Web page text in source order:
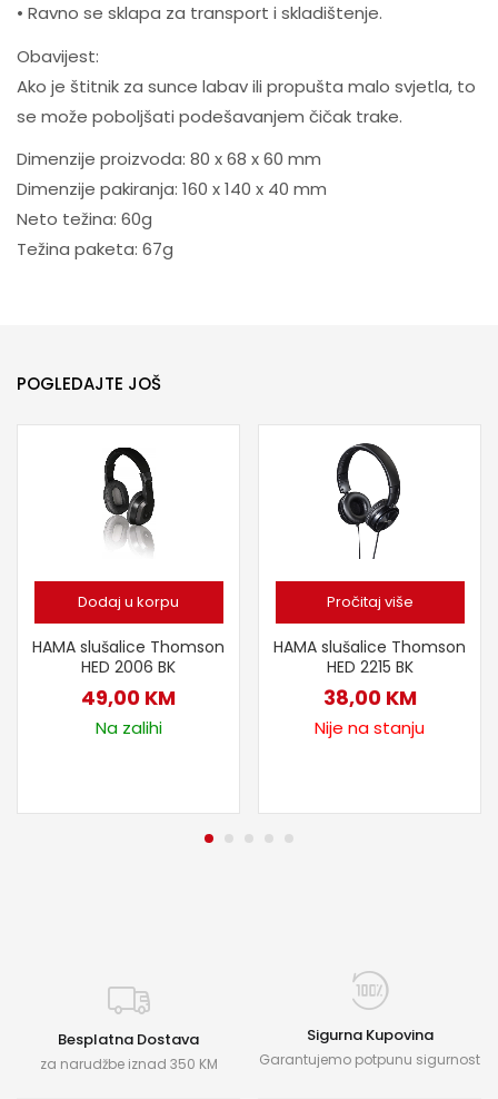
• Ravno se sklapa za transport i skladištenje.
Obavijest:
Ako je štitnik za sunce labav ili propušta malo svjetla, to
se može poboljšati podešavanjem čičak trake.
Dimenzije proizvoda: 80 x 68 x 60 mm
Dimenzije pakiranja: 160 x 140 x 40 mm
Neto težina: 60g
Težina paketa: 67g
POGLEDAJTE JOŠ
Dodaj u korpu
HAMA slušalice Thomson
HED 2006 BK
49,00 KM
Na zalihi
Pročitaj više
HAMA slušalice Thomson
HED 2215 BK
38,00 KM
Nije na stanju
Besplatna Dostava
za narudžbe iznad 350 KM
Sigurna Kupovina
Garantujemo potpunu sigurnost